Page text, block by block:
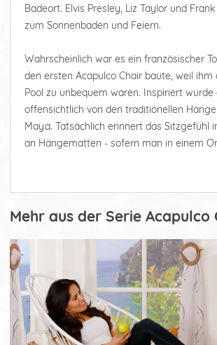
Badeort. Elvis Presley, Liz Taylor und
zum Sonnenbaden und Feiern.
Wahrscheinlich war es ein französischer
den ersten Acapulco Chair baute, weil ihm
Pool zu unbequem waren. Inspiriert wurde
offensichtlich von den traditionellen
Maya. Tatsächlich erinnert das Sitzgefühl
an Hängematten - sofern man in einem
Mehr aus der Serie Acapulco